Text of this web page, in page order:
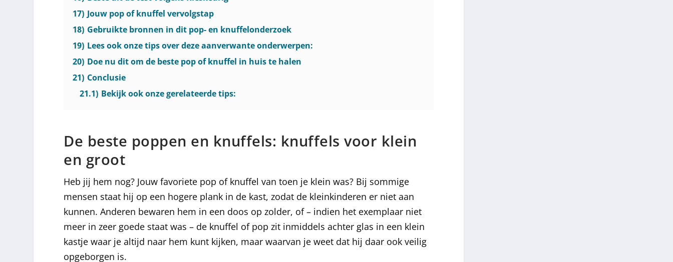
17) Jouw pop of knuffel vervolgstap
18) Gebruikte bronnen in dit pop- en knuffelonderzoek
19) Lees ook onze tips over deze aanverwante onderwerpen:
20) Doe nu dit om de beste pop of knuffel in huis te halen
21) Conclusie
21.1) Bekijk ook onze gerelateerde tips:
De beste poppen en knuffels: knuffels voor klein
en groot
Heb jij hem nog? Jouw favoriete pop of knuffel van toen je klein was? Bij sommige
mensen staat hij op een hogere plank in de kast, zodat de kleinkinderen er niet aan
kunnen. Anderen bewaren hem in een doos op zolder, of – indien het exemplaar niet
meer in zeer goede staat was – de knuffel of pop zit inmiddels achter glas in een klein
kastje waar je altijd naar hem kunt kijken, maar waarvan je weet dat hij daar ook veilig
opgeborgen is.